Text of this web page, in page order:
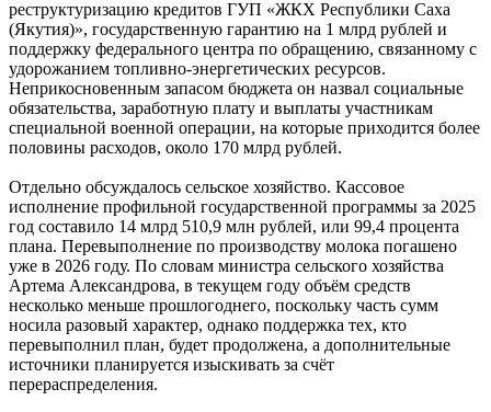
реструктуризацию кредитов ГУП «ЖКХ Республики Саха
(Якутия)», государственную гарантию на 1 млрд рублей и
поддержку федерального центра по обращению, связанному с
удорожанием топливно-энергетических ресурсов.
Неприкосновенным запасом бюджета он назвал социальные
обязательства, заработную плату и выплаты участникам
специальной военной операции, на которые приходится более
половины расходов, около 170 млрд рублей.
Отдельно обсуждалось сельское хозяйство. Кассовое
исполнение профильной государственной программы за 2025
год составило 14 млрд 510,9 млн рублей, или 99,4 процента
плана. Перевыполнение по производству молока погашено
уже в 2026 году. По словам министра сельского хозяйства
Артема Александрова, в текущем году объём средств
несколько меньше прошлогоднего, поскольку часть сумм
носила разовый характер, однако поддержка тех, кто
перевыполнил план, будет продолжена, а дополнительные
источники планируется изыскивать за счёт
перераспределения.